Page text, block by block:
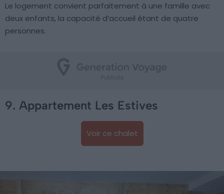
Le logement convient parfaitement à une famille avec
deux enfants, la capacité d’accueil étant de quatre
personnes.
9. Appartement Les Estives
Voir ce chalet